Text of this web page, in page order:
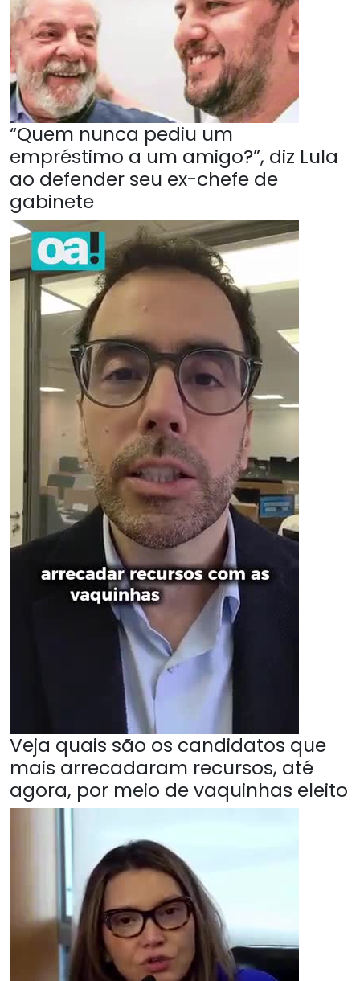
“Quem nunca pediu um
empréstimo a um amigo?”, diz Lula
ao defender seu ex-chefe de
gabinete
Veja quais são os candidatos que
mais arrecadaram recursos, até
agora, por meio de vaquinhas eleito